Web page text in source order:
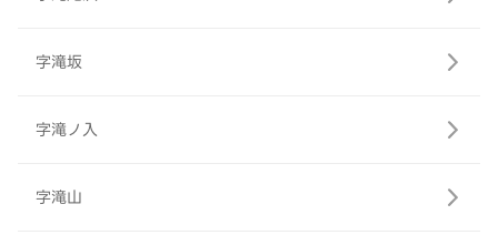
字滝坂
字滝ノ入
字滝山